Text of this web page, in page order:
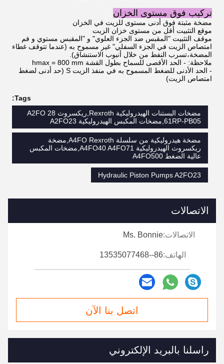
تركيب فوق مستوى الخزان
مضخة مثبتة فوق أدنى مستوى للزيت في الخزان
موقع التثبيت أقل من مستوى خزان الزيت
موقف التثبيت "المقبس ضد الجزء العلوي" و "المقبس مستوي و فم
امتصاص الزيت في الجزء السفلي" غير مسموح به (عندما تتوقف غطاء
المضخة،تسرب النفط من خلال أنبوب الاستنشاق).
ملاحظة: - الحد الأقصى للسماح بطول القشة hmax = 800 mm
- الحد الأدنى للضغط المسموح به في منفذ الزيت S (حد أدنى لضغط
امتصاص الزيت)
Tags:
مضخات البستنات الهيدروليكية Rexroth,ريكسروث A2FO 28
61RP-PB05,مضخات المكبس الهيدروليكية A2FO23
مضخة هيدروليكية من سلسلة A4FO Rexroth,مضخة
ريكسروث الهيدروليكية A4FO40 A4FO71,مضخات المكبس
عالية الضغط A4FO500
Hydraulic Piston Pumps A2FO23
الاتصالات
الاتصالات:Ms. Bonnie
الهاتف:86--13535077468
اتصل بنا الآن
راسلنا بالبريد الإلكتروني